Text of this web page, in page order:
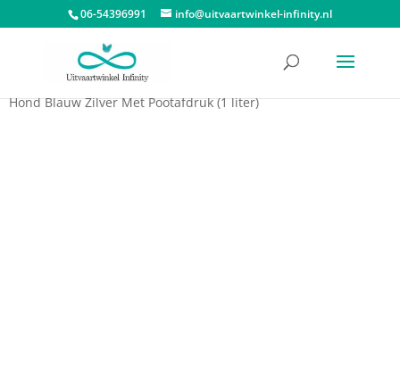
06-54396991 info@uitvaartwinkel-infinity.nl
Dieren urnen/Urn hond met pootafdruk
Hond Blauw Zilver Met Pootafdruk (1 liter)